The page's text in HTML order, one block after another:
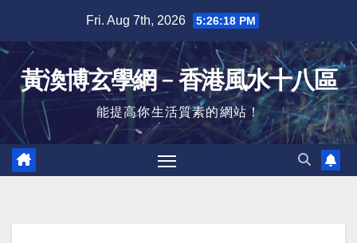
content
Fri. Aug 7th, 2026 5:26:19 PM
黃渙博玄學網﹣香港風水十八區
能提高你生活質素的網站！